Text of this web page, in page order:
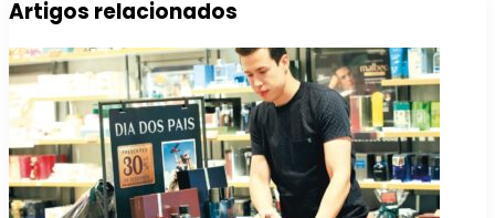
Artigos relacionados